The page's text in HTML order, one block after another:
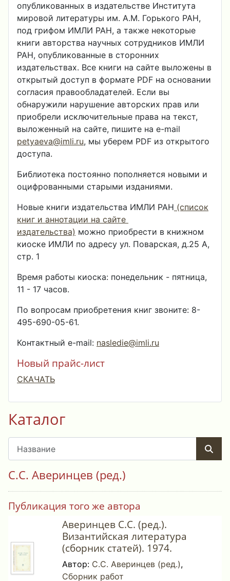
опубликованных в издательстве Института
мировой литературы им. А.М. Горького РАН,
под грифом ИМЛИ РАН, а также некоторые
книги авторства научных сотрудников ИМЛИ
РАН, опубликованные в сторонних
издательствах. Все книги на сайте выложены в
открытый доступ в формате PDF на основании
согласия правообладателей. Если вы
обнаружили нарушение авторских прав или
приобрели исключительные права на текст,
выложенный на сайте, пишите на e-mail
petyaeva@imli.ru, мы уберем PDF из открытого
доступа.
Библиотека постоянно пополняется новыми и
оцифрованными старыми изданиями.
Новые книги издательства ИМЛИ РАН (список
книг и аннотации на сайте
издательства) можно приобрести в книжном
киоске ИМЛИ по адресу ул. Поварская, д.25 А,
стр. 1
Время работы киоска: понедельник - пятница,
11 - 17 часов.
По вопросам приобретения книг звоните: 8-
495-690-05-61.
Контактный e-mail: nasledie@imli.ru
Новый прайс-лист
СКАЧАТЬ
Каталог
С.С. Аверинцев (ред.)
Публикация того же автора
Аверинцев С.С. (ред.).
Византийская литература
(сборник статей). 1974.
Автор: С.С. Аверинцев (ред.),
Сборник работ